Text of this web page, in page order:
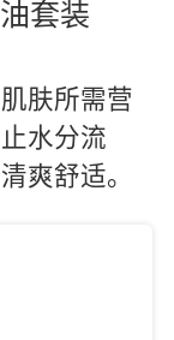
套装
肤所需营
水分流
爽舒适。